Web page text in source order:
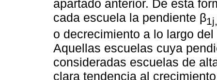
apartado anterior. De esta
cada escuela la pendiente β1j,
o decrecimiento a lo largo
Aquellas escuelas cuya
consideradas escuelas de
clara tendencia al